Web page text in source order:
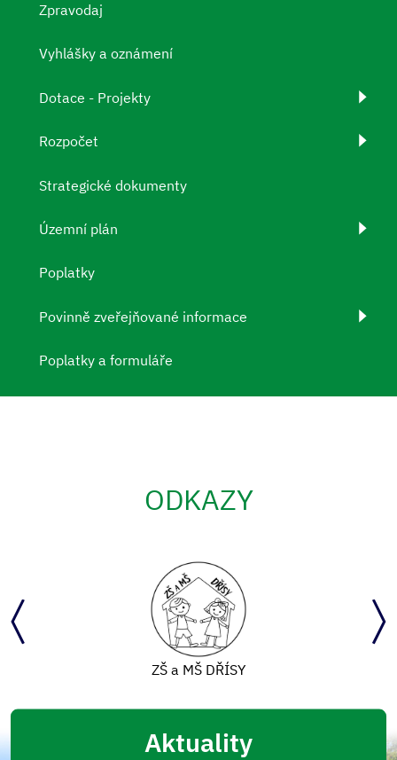
Zpravodaj
Vyhlášky a oznámení
Dotace - Projekty
Rozpočet
Strategické dokumenty
Územní plán
Poplatky
Povinně zveřejňované informace
Poplatky a formuláře
ODKAZY
Mapový portál
Aktuality